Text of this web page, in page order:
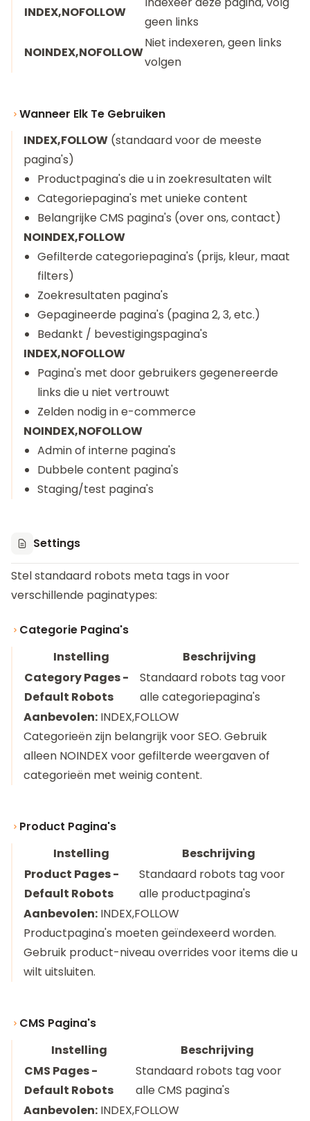
INDEX,NOFOLLOW
geen links
NOINDEX,NOFOLLOW
Niet indexeren, geen links
volgen
Wanneer Elk Te Gebruiken
INDEX,FOLLOW (standaard voor de meeste
pagina's)
Productpagina's die u in zoekresultaten wilt
Categoriepagina's met unieke content
Belangrijke CMS pagina's (over ons, contact)
NOINDEX,FOLLOW
Gefilterde categoriepagina's (prijs, kleur, maat
filters)
Zoekresultaten pagina's
Gepagineerde pagina's (pagina 2, 3, etc.)
Bedankt / bevestigingspagina's
INDEX,NOFOLLOW
Pagina's met door gebruikers gegenereerde
links die u niet vertrouwt
Zelden nodig in e-commerce
NOINDEX,NOFOLLOW
Admin of interne pagina's
Dubbele content pagina's
Staging/test pagina's
Settings
Stel standaard robots meta tags in voor
verschillende paginatypes:
Categorie Pagina's
Instelling
Beschrijving
Category Pages -
Default Robots
Standaard robots tag voor
alle categoriepagina's
Aanbevolen: INDEX,FOLLOW
Categorieën zijn belangrijk voor SEO. Gebruik
alleen NOINDEX voor gefilterde weergaven of
categorieën met weinig content.
Product Pagina's
Instelling
Beschrijving
Product Pages -
Default Robots
Standaard robots tag voor
alle productpagina's
Aanbevolen: INDEX,FOLLOW
Productpagina's moeten geïndexeerd worden.
Gebruik product-niveau overrides voor items die u
wilt uitsluiten.
CMS Pagina's
Instelling
Beschrijving
CMS Pages -
Default Robots
Standaard robots tag voor
alle CMS pagina's
Aanbevolen: INDEX,FOLLOW